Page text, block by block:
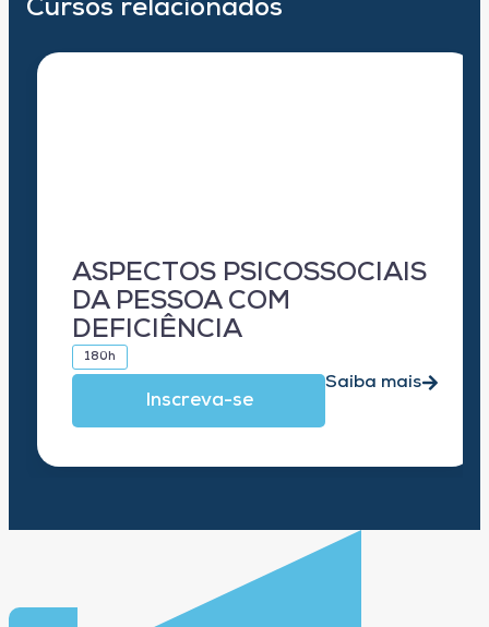
Cursos relacionados
ASPECTOS PSICOSSOCIAIS
DA PESSOA COM
DEFICIÊNCIA
180h
Inscreva-se
Saiba mais